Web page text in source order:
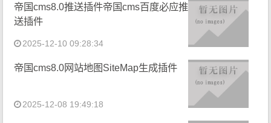
帝国cms8.0推送插件帝国cms百度必应推
送插件
2025-12-10 09:28:34
帝国cms8.0网站地图SiteMap生成插件
2025-12-08 19:49:18